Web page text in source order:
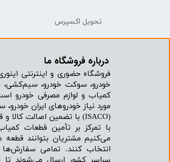
فروشگاه حضوری و اینترنتی
خودرو، سوکت خودرو، سیم‌کشی،
کمیاب و لوازم مصرفی خودرو
مورد نیاز خودروهای ایران
(ISACO) با تضمین اصالت کالا و قیمت مناسب عرضه می‌شود.
با تمرکز بر تأمین قطعات
می‌کنیم مشتریان بتوانند
انتخاب کنند. تمامی سفارش‌ها
درباره فروشگاه ما​​​​​​​
تحویل اکسپرس